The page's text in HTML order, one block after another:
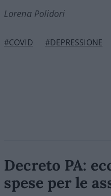
Lorena Polidori
#COVID #DEPRESSIONE
Decreto PA:
spese per le